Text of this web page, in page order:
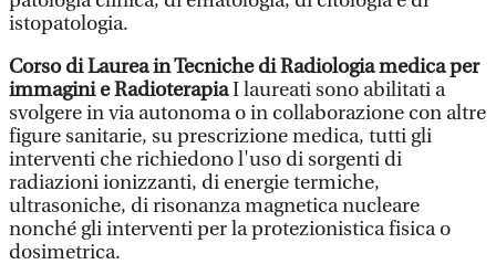
istopatologia.
Corso di Laurea in Tecniche di Radiologia medica per
immagini e RadioterapiaI laureati sono abilitati a
svolgere in via autonoma o in collaborazione con altre
figure sanitarie, su prescrizione medica, tutti gli
interventi che richiedono l'uso di sorgenti di
radiazioni ionizzanti, di energie termiche,
ultrasoniche, di risonanza magnetica nucleare
nonché gli interventi per la protezionistica fisica o
dosimetrica.